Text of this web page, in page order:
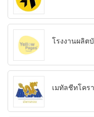
โรงงานผลิต
เมทัลชีทโคร